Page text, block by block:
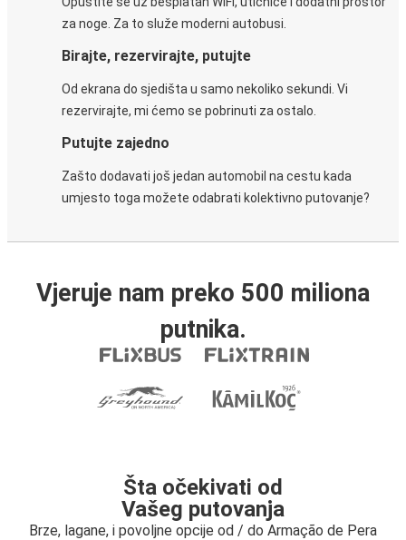
za noge. Za to služe moderni autobusi.
Birajte, rezervirajte, putujte
Od ekrana do sjedišta u samo nekoliko sekundi. Vi
rezervirajte, mi ćemo se pobrinuti za ostalo.
Putujte zajedno
Zašto dodavati još jedan automobil na cestu kada
umjesto toga možete odabrati kolektivno putovanje?
Vjeruje nam preko 500 miliona
putnika.
Šta očekivati od
Vašeg putovanja
Brze, lagane, i povoljne opcije od / do Armação de Pera